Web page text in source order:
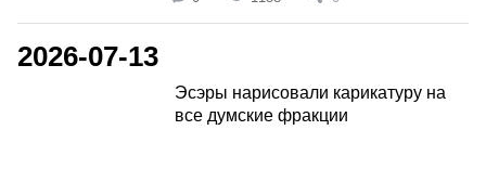
2026-07-13
Эсэры нарисовали карикатуру на
все думские фракции